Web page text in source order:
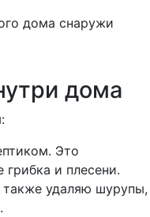
дома
Это
и плесени.
удаляю шурупы,